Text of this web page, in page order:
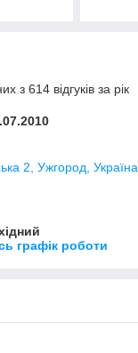
з 614 відгуків за рік
2, Ужгород, Україна
графік роботи